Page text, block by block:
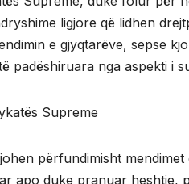
ligjore që lidhen
e gjyqtarëve, sepse
padëshiruara nga aspekti i
Supreme
përfundimisht
apo duke pranuar heshtje,